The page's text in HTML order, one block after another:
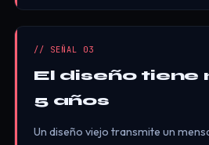
// SEÑAL 03
El diseño tiene
5 años
Un diseño viejo transmite un